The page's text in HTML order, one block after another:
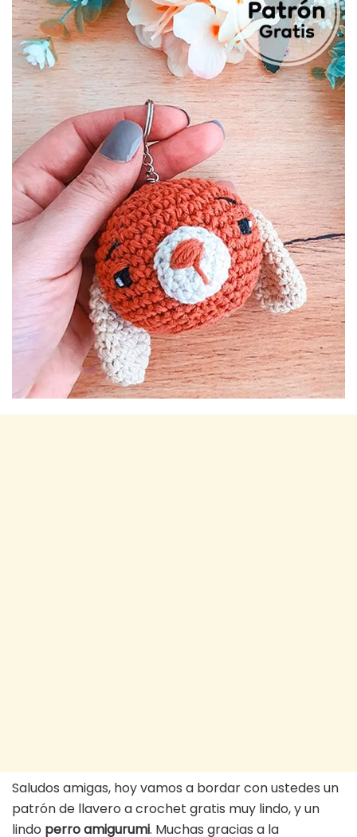
Saludos amigas, hoy vamos a bordar con ustedes un
patrón de llavero a crochet gratis muy lindo, y un
lindo perro amigurumi. Muchas gracias a la